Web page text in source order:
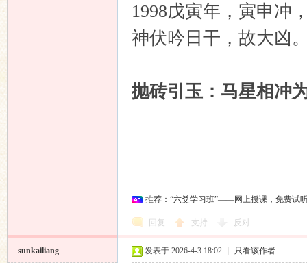
1998戊寅年，寅申冲
神伏吟日干，故大凶
抛砖引玉：马星相冲
推荐：“六爻学习班”——网上授课，免费试
回复 支持 反对
sunkailiang 发表于 2026-4-3 18:02 只看该作者